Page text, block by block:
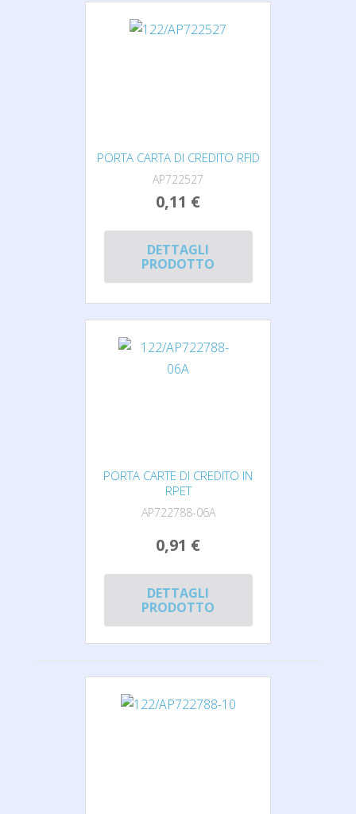
PORTA CARTA DI CREDITO RFID
AP722527
0,11 €
DETTAGLI
PRODOTTO
PORTA CARTE DI CREDITO IN
RPET
AP722788-06A
0,91 €
DETTAGLI
PRODOTTO